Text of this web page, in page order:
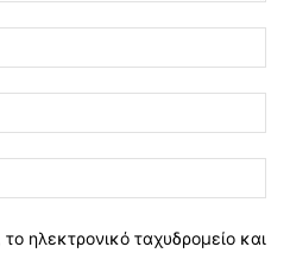
ηλεκτρονικό ταχυδρομείο και